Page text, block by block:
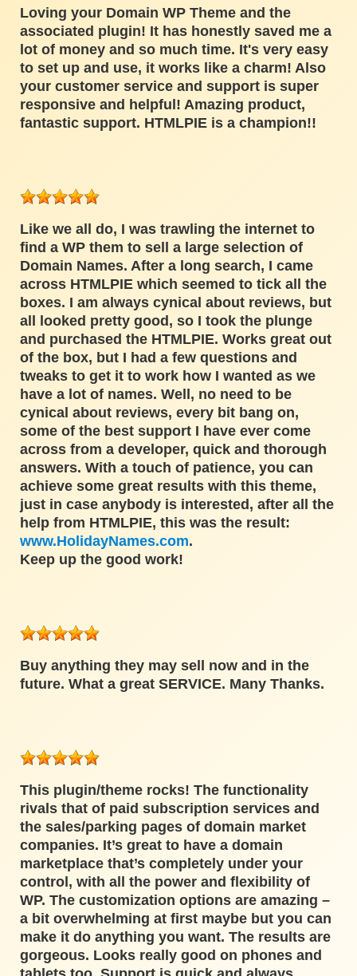
Loving your Domain WP Theme and the
associated plugin! It has honestly saved me a
lot of money and so much time. It's very easy
to set up and use, it works like a charm! Also
your customer service and support is super
responsive and helpful! Amazing product,
fantastic support. HTMLPIE is a champion!!
Like we all do, I was trawling the internet to
find a WP them to sell a large selection of
Domain Names. After a long search, I came
across HTMLPIE which seemed to tick all the
boxes. I am always cynical about reviews, but
all looked pretty good, so I took the plunge
and purchased the HTMLPIE. Works great out
of the box, but I had a few questions and
tweaks to get it to work how I wanted as we
have a lot of names. Well, no need to be
cynical about reviews, every bit bang on,
some of the best support I have ever come
across from a developer, quick and thorough
answers. With a touch of patience, you can
achieve some great results with this theme,
just in case anybody is interested, after all the
help from HTMLPIE, this was the result:
www.HolidayNames.com.
Keep up the good work!
Buy anything they may sell now and in the
future. What a great SERVICE. Many Thanks.
This plugin/theme rocks! The functionality
rivals that of paid subscription services and
the sales/parking pages of domain market
companies. It’s great to have a domain
marketplace that’s completely under your
control, with all the power and flexibility of
WP. The customization options are amazing –
a bit overwhelming at first maybe but you can
make it do anything you want. The results are
gorgeous. Looks really good on phones and